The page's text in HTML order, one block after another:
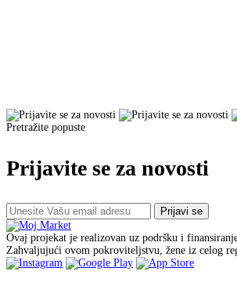
Pretražite popuste
Prijavite se za novosti
Prijavi se
Ovaj projekat je realizovan uz podršku i
Zahvaljujući ovom pokroviteljstvu, žene iz celog